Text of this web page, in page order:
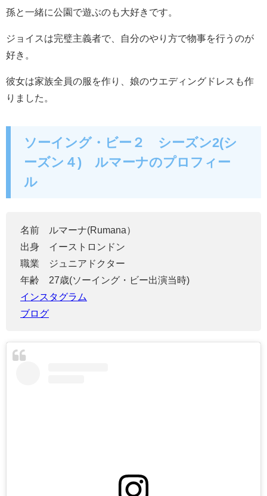
孫と一緒に公園で遊ぶのも大好きです。
ジョイスは完璧主義者で、自分のやり方で物事を行うのが
好き。
彼女は家族全員の服を作り、娘のウエディングドレスも作
りました。
ソーイング・ビー２ シーズン2(シ
ーズン４) ルマーナのプロフィー
ル
名前 ルマーナ(Rumana）
出身 イーストロンドン
職業 ジュニアドクター
年齢 27歳(ソーイング・ビー出演当時)
インスタグラム
ブログ